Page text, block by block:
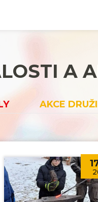
A
AKCE